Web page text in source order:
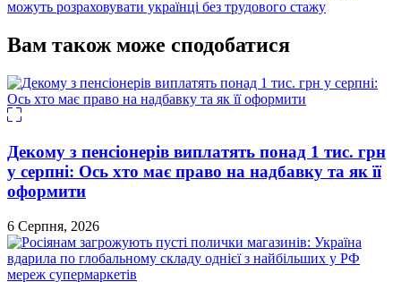
можуть розраховувати українці без трудового стажу
Вам також може сподобатися
Декому з пенсіонерів виплатять понад 1 тис. грн
у серпні: Ось хто має право на надбавку та як її
оформити
6 Серпня, 2026